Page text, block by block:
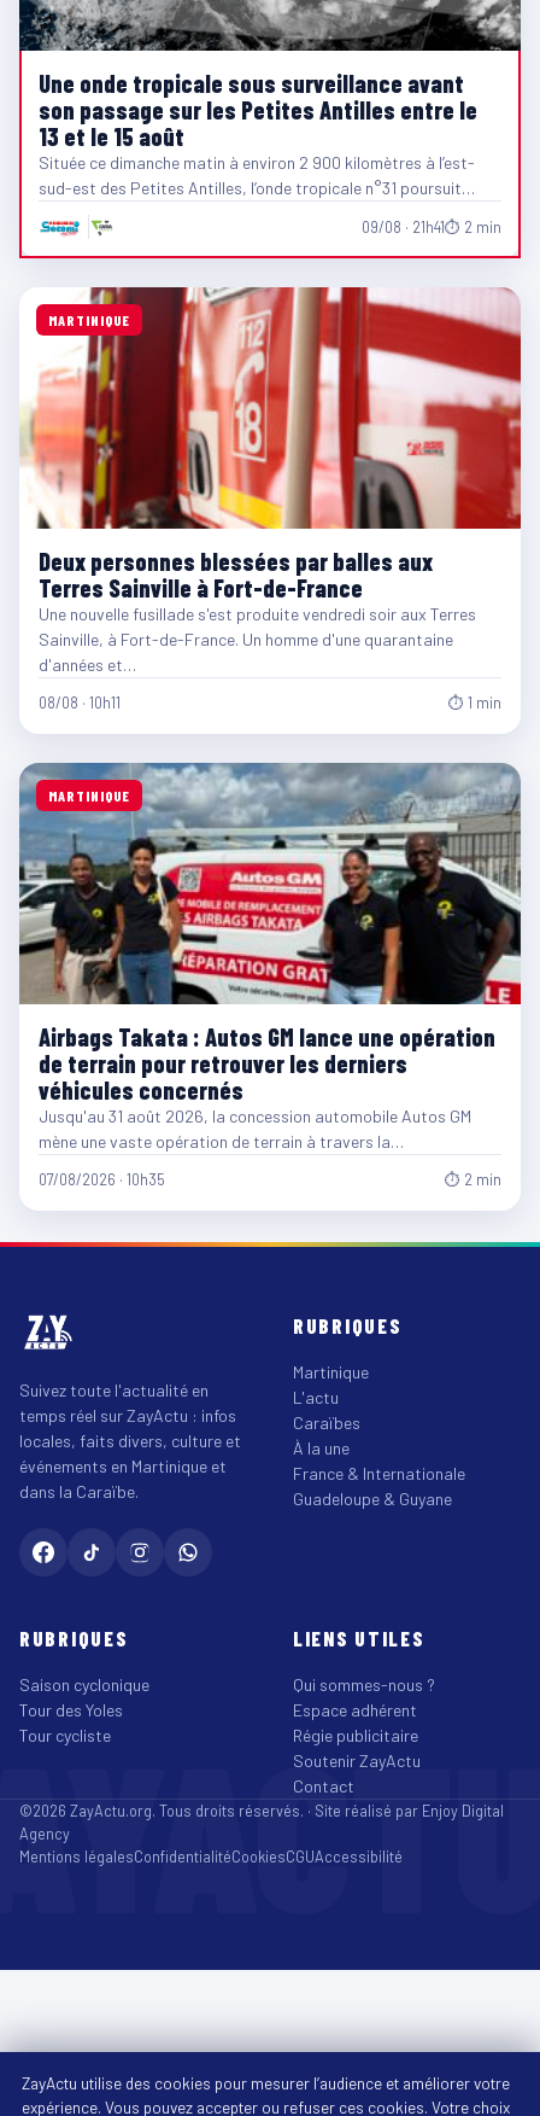
Une onde tropicale sous surveillance avant
son passage sur les Petites Antilles entre le
13 et le 15 août
Située ce dimanche matin à environ 2 900 kilomètres à l’est-
sud-est des Petites Antilles, l’onde tropicale n°31 poursuit…
09/08 · 21h41⏱ 2 min
MARTINIQUE
Deux personnes blessées par balles aux
Terres Sainville à Fort-de-France
Une nouvelle fusillade s'est produite vendredi soir aux Terres
Sainville, à Fort-de-France. Un homme d'une quarantaine
d'années et…
08/08 · 10h11 ⏱ 1 min
MARTINIQUE
Airbags Takata : Autos GM lance une opération
de terrain pour retrouver les derniers
véhicules concernés
Jusqu'au 31 août 2026, la concession automobile Autos GM
mène une vaste opération de terrain à travers la…
07/08/2026 · 10h35 ⏱ 2 min
Suivez toute l'actualité en
temps réel sur ZayActu : infos
locales, faits divers, culture et
événements en Martinique et
dans la Caraïbe.
RUBRIQUES
Martinique
L'actu
Caraïbes
À la une
France & Internationale
Guadeloupe & Guyane
RUBRIQUES
Saison cyclonique
Tour des Yoles
Tour cycliste
LIENS UTILES
Qui sommes-nous ?
Espace adhérent
Régie publicitaire
Soutenir ZayActu
Contact
©2026 ZayActu.org. Tous droits réservés. · Site réalisé par Enjoy Digital
Agency
Mentions légalesConfidentialitéCookiesCGUAccessibilité
ZayActu utilise des cookies pour mesurer l’audience et améliorer votre
expérience. Vous pouvez accepter ou refuser ces cookies. Votre choix